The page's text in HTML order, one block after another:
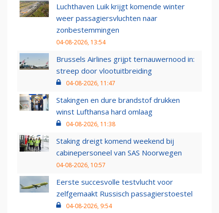
Luchthaven Luik krijgt komende winter
weer passagiersvluchten naar
zonbestemmingen
04-08-2026, 13:54
Brussels Airlines grijpt ternauwernood in:
streep door vlootuitbreiding
04-08-2026, 11:47
Stakingen en dure brandstof drukken
winst Lufthansa hard omlaag
04-08-2026, 11:38
Staking dreigt komend weekend bij
cabinepersoneel van SAS Noorwegen
04-08-2026, 10:57
Eerste succesvolle testvlucht voor
zelfgemaakt Russisch passagierstoestel
04-08-2026, 9:54